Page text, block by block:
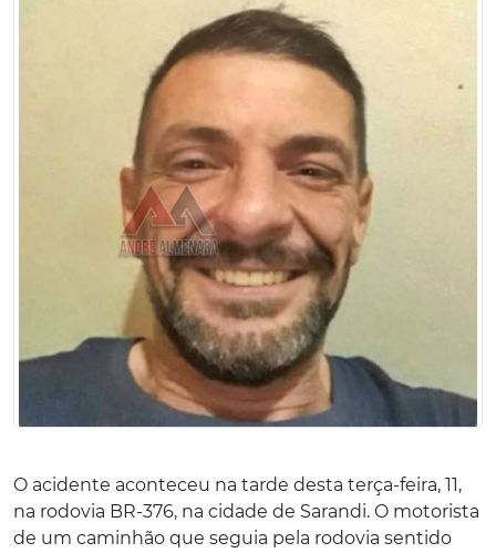
O acidente aconteceu na tarde desta terça-feira, 11,
na rodovia BR-376, na cidade de Sarandi. O motorista
de um caminhão que seguia pela rodovia sentido